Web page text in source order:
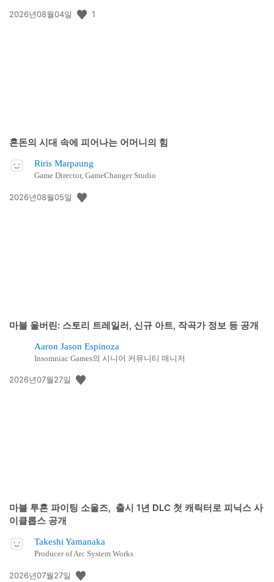
공
2026년08월04일 1
혼돈의 시대 속에 피어나는 어머니의 힘
Riris Marpaung
Game Director, GameChanger Studio
공
2026년08월05일
마블 울버린: 스토리 트레일러, 신규 아트, 작곡가 정보 등 공개
Aaron Jason Espinoza
Insomniac Games의 시니어 커뮤니티 매니저
공
2026년07월27일
마블 투혼 파이팅 소울즈, 출시 1년 DLC 첫 캐릭터로 피닉스 사
이클롭스 공개
Takeshi Yamanaka
Producer of Arc System Works
공
2026년07월27일